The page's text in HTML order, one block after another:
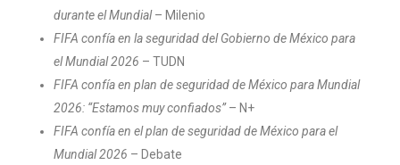
durante el Mundial– Milenio
FIFA confía en la seguridad del Gobierno de México para
el Mundial 2026 – TUDN
FIFA confía en plan de seguridad de México para Mundial
2026: “Estamos muy confiados”– N+
FIFA confía en el plan de seguridad de México para el
Mundial 2026 – Debate